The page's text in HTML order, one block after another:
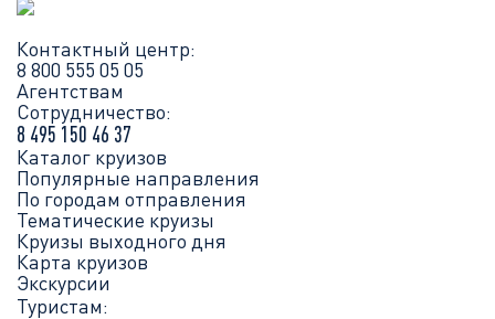
Контактный центр:
8 800 555 05 05
Агентствам
Сотрудничество:
8 495 150 46 37
Каталог круизов
Популярные направления
По городам отправления
Тематические круизы
Круизы выходного дня
Карта круизов
Экскурсии
Туристам: